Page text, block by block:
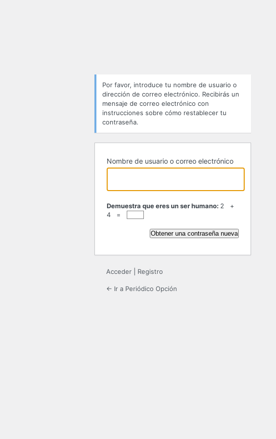
Por favor, introduce tu nombre de usuario o
dirección de correo electrónico. Recibirás un
mensaje de correo electrónico con
instrucciones sobre cómo restablecer tu
contraseña.
Nombre de usuario o correo electrónico
Demuestra que eres un ser humano: 2 +
4 =
Acceder Registro
← Ir a Periódico Opción